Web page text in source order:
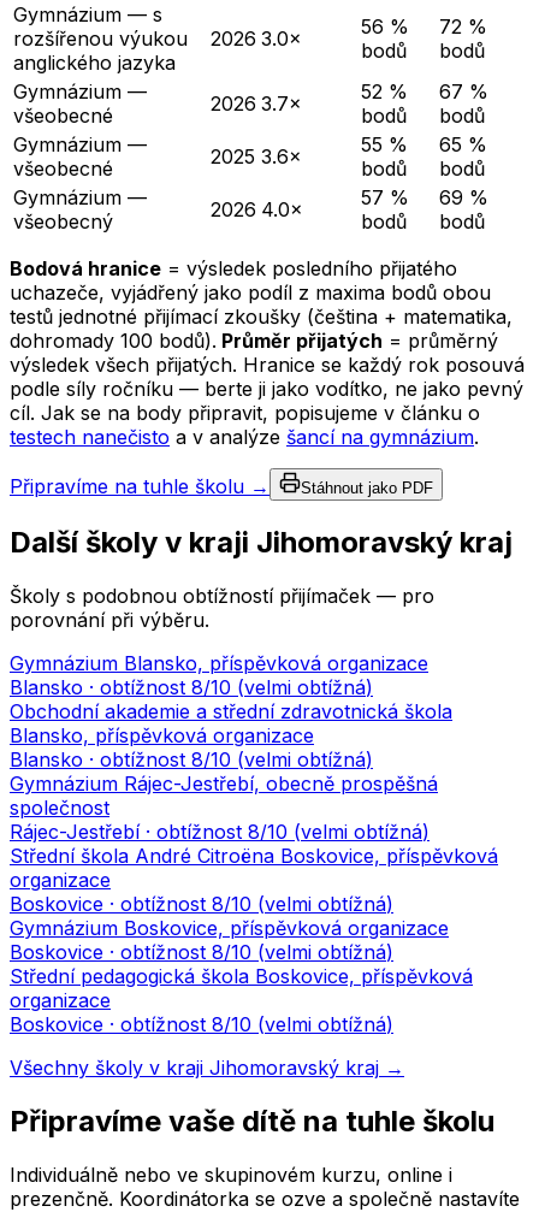
Gymnázium — s
rozšířenou výukou
anglického jazyka
2026 3.0×
56 %
bodů
72 %
bodů
Gymnázium —
všeobecné
2026 3.7×
52 %
bodů
67 %
bodů
Gymnázium —
všeobecné
2025 3.6×
55 %
bodů
65 %
bodů
Gymnázium —
všeobecný
2026 4.0×
57 %
bodů
69 %
bodů
Bodová hranice = výsledek posledního přijatého
uchazeče, vyjádřený jako podíl z maxima bodů obou
testů jednotné přijímací zkoušky (čeština + matematika,
dohromady 100 bodů). Průměr přijatých = průměrný
výsledek všech přijatých. Hranice se každý rok posouvá
podle síly ročníku — berte ji jako vodítko, ne jako pevný
cíl. Jak se na body připravit, popisujeme v článku o
testech nanečisto a v analýze šancí na gymnázium.
Připravíme na tuhle školu → Stáhnout jako PDF
Další školy v kraji Jihomoravský kraj
Školy s podobnou obtížností přijímaček — pro
porovnání při výběru.
Gymnázium Blansko, příspěvková organizace
Blansko · obtížnost 8/10 (velmi obtížná)
Obchodní akademie a střední zdravotnická škola
Blansko, příspěvková organizace
Blansko · obtížnost 8/10 (velmi obtížná)
Gymnázium Rájec-Jestřebí, obecně prospěšná
společnost
Rájec-Jestřebí· obtížnost 8/10 (velmi obtížná)
Střední škola André Citroëna Boskovice, příspěvková
organizace
Boskovice · obtížnost 8/10 (velmi obtížná)
Gymnázium Boskovice, příspěvková organizace
Boskovice · obtížnost 8/10 (velmi obtížná)
Střední pedagogická škola Boskovice, příspěvková
organizace
Boskovice · obtížnost 8/10 (velmi obtížná)
Všechny školy v kraji Jihomoravský kraj →
Připravíme vaše dítě na tuhle školu
Individuálně nebo ve skupinovém kurzu, online i
prezenčně. Koordinátorka se ozve a společně nastavíte